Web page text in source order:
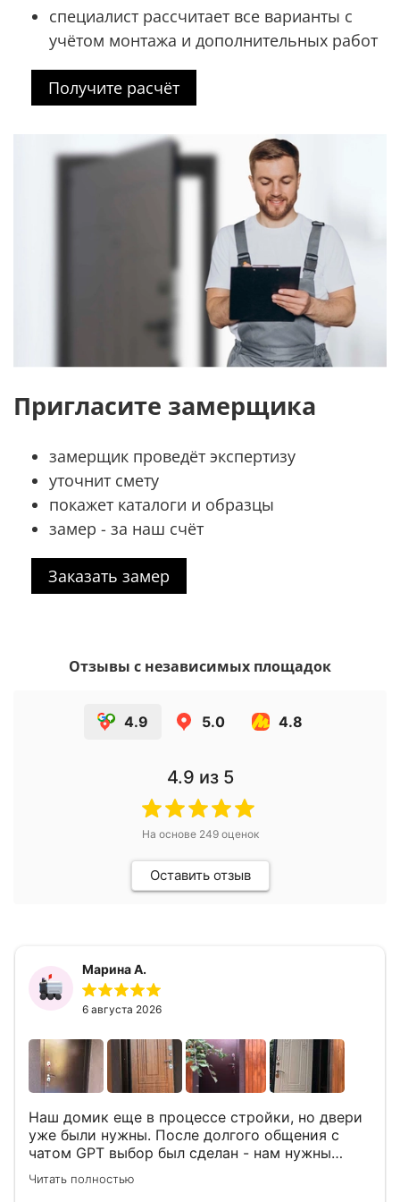
специалист рассчитает все варианты с
учётом монтажа и дополнительных работ
Получите расчёт
Пригласите замерщика
замерщик проведёт экспертизу
уточнит смету
покажет каталоги и образцы
замер - за наш счёт
Заказать замер
Отзывы с независимых площадок
4.9 5.0 4.8
4.9 из 5
На основе 249оценок
Оставить отзыв
Марина А.
6 августа 2026
Наш домик еще в процессе стройки, но двери
уже были нужны. После долгого общения с
чатом GPT выбор был сделан - нам нужны
двери Аргус Термо Композит, которые нашлись
в компании ДвериОпт . Менеджер Филипп
Читать полностью